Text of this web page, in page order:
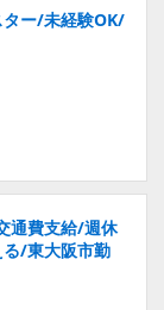
ター/未経験OK/
通費支給/週休
/東大阪市勤